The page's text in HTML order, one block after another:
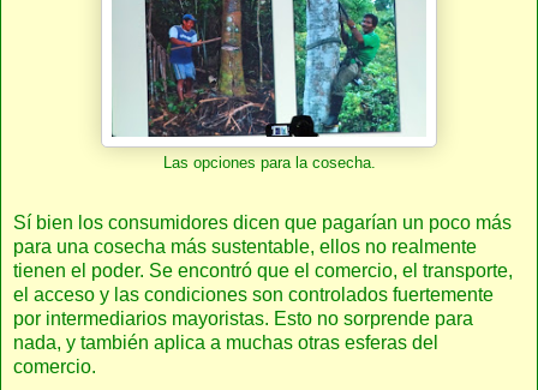
Las opciones para la cosecha.
Sí bien los consumidores dicen que pagarían un poco más
para una cosecha más sustentable, ellos no realmente
tienen el poder. Se encontró que el comercio, el transporte,
el acceso y las condiciones son controlados fuertemente
por intermediarios mayoristas. Esto no sorprende para
nada, y también aplica a muchas otras esferas del
comercio.